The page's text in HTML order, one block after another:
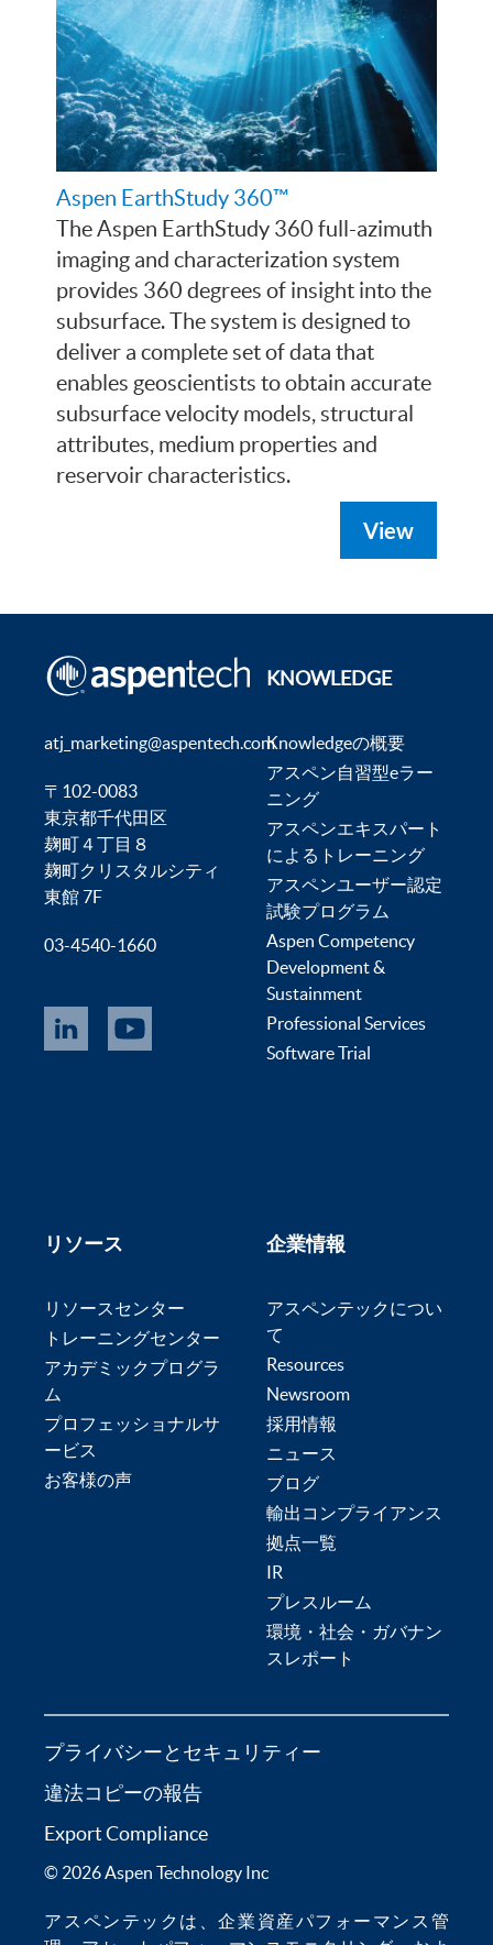
Aspen EarthStudy 360™
The Aspen EarthStudy 360 full-azimuth
imaging and characterization system
provides 360 degrees of insight into the
subsurface. The system is designed to
deliver a complete set of data that
enables geoscientists to obtain accurate
subsurface velocity models, structural
attributes, medium properties and
reservoir characteristics.
View
atj_marketing@aspentech.com
〒102-0083
東京都千代田区
麹町４丁目８
麹町クリスタルシティ
東館 7F
03-4540-1660
KNOWLEDGE
Knowledgeの概要
アスペン自習型eラー
ニング
アスペンエキスパート
によるトレーニング
アスペンユーザー認定
試験プログラム
Aspen Competency
Development &
Sustainment
Professional Services
Software Trial
リソース
リソースセンター
トレーニングセンター
アカデミックプログラ
ム
プロフェッショナルサ
ービス
お客様の声
企業情報
アスペンテックについ
て
Resources
Newsroom
採用情報
ニュース
ブログ
輸出コンプライアンス
拠点一覧
IR
プレスルーム
環境・社会・ガバナン
スレポート
プライバシーとセキュリティー
違法コピーの報告
Export Compliance
© 2026 Aspen Technology Inc
アスペンテックは、企業資産パフォーマンス管